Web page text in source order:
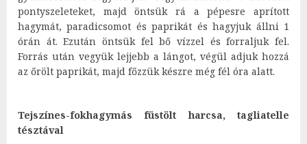
pontyszeleteket, majd öntsük rá a pépesre aprított
hagymát, paradicsomot és paprikát és hagyjuk állni 1
órán át. Ezután öntsük fel bő vízzel és forraljuk fel.
Forrás után vegyük lejjebb a lángot, végül adjuk hozzá
az őrölt paprikát, majd főzzük készre még fél óra alatt.
Tejszínes-fokhagymás füstölt harcsa, tagliatelle
tésztával